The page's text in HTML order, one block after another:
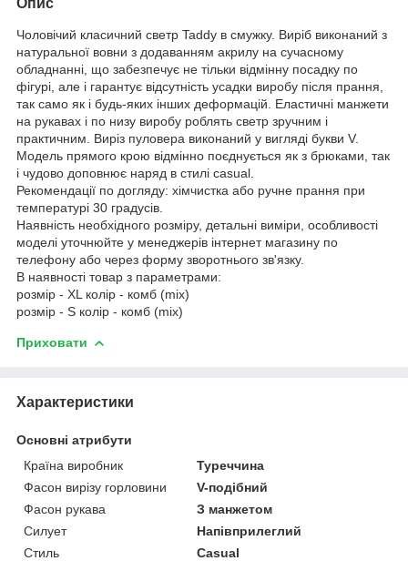
Чоловічий класичний светр Taddy в смужку. Виріб виконаний з
натуральної вовни з додаванням акрилу на сучасному
обладнанні, що забезпечує не тільки відмінну посадку по
фігурі, але і гарантує відсутність усадки виробу після прання,
так само як і будь-яких інших деформацій. Еластичні манжети
на рукавах і по низу виробу роблять светр зручним і
практичним. Виріз пуловера виконаний у вигляді букви V.
Модель прямого крою відмінно поєднується як з брюками, так
і чудово доповнює наряд в стилі casual.
Рекомендації по догляду: хімчистка або ручне прання при
температурі 30 градусів.
Наявність необхідного розміру, детальні виміри, особливості
моделі уточнюйте у менеджерів інтернет магазину по
телефону або через форму зворотнього зв'язку.
В наявності товар з параметрами:
розмір - XL колір - комб (mix)
розмір - S колір - комб (mix)
Приховати
Характеристики
Основні атрибути
Країна виробник
Туреччина
Фасон вирізу горловини
V-подібний
Фасон рукава
З манжетом
Силует
Напівприлеглий
Стиль
Casual